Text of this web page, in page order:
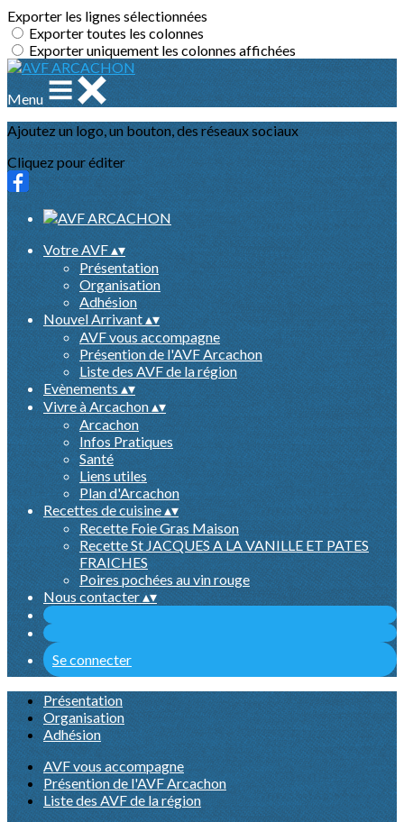
Exporter les lignes sélectionnées
Exporter toutes les colonnes
Exporter uniquement les colonnes affichées
Menu
Ajoutez un logo, un bouton, des réseaux sociaux
Cliquez pour éditer
Votre AVF▴▾
Présentation
Organisation
Adhésion
Nouvel Arrivant▴▾
AVF vous accompagne
Présention de l'AVF Arcachon
Liste des AVF de la région
Evènements▴▾
Vivre à Arcachon▴▾
Arcachon
Infos Pratiques
Santé
Liens utiles
Plan d'Arcachon
Recettes de cuisine▴▾
Recette Foie Gras Maison
Recette St JACQUES A LA VANILLE ET PATES
FRAICHES
Poires pochées au vin rouge
Nous contacter▴▾
Se connecter
Présentation
Organisation
Adhésion
AVF vous accompagne
Présention de l'AVF Arcachon
Liste des AVF de la région